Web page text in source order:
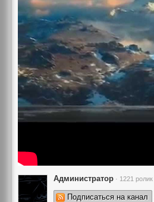
Администратор · 1221 ролик
Подписаться на канал